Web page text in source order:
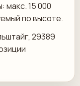
макс. 15 000
по высоте.
29389